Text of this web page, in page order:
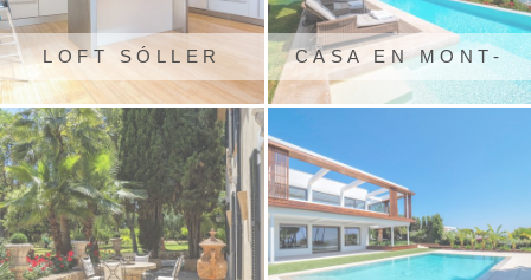
LOFT SÓLLER CASA EN MONT-
PORT